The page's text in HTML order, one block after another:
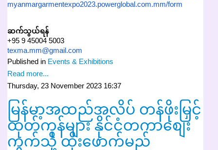
myanmargarmentexpo2023.powerglobal.com.mm/form
ဆက်သွယ်ရန်
+95 9 45004 5003
texma.mm@gmail.com
Published in Events & Exhibitions
Read more...
Thursday, 23 November 2023 16:37
မြန်မာ့အထည်အလိပ် တန်ဖိုးမြှင့်
ထုတ်ကုန်များ နိုင်ငံတကာစျေး
ကွက်သို့ ထိုးဖောက်မည်